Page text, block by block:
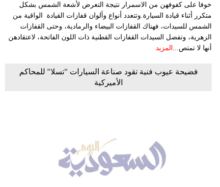
خوفا على كفوفهن من الاسمرار نتيجة التعرض لأشعة الشمس بشكل
متكرر أثناء قيادة السيارة.وتتعدد أنواع وألوان قفازات القيادة الواقية من
الشمس للسيدات، فهناك القفازات البيضاء والرمادية، وحتى القفازات
الزهرية، وتفضل السيدات القفازات القطنية ذات اللون الفاتحة، لاعتقادهن
أنها لا تمتص...
المزيد
فضيحة عيوب فنية تقود صناعة السيارات "تسلا" للمحاكم
الأميركية